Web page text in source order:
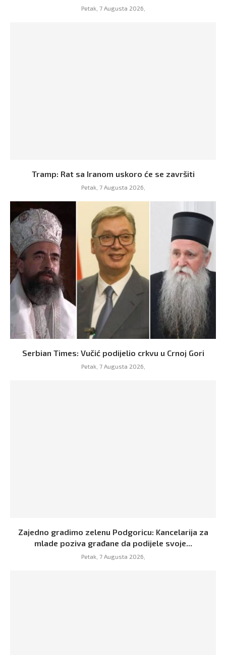
Petak, 7 Augusta 2026,
Tramp: Rat sa Iranom uskoro će se završiti
Petak, 7 Augusta 2026,
Serbian Times: Vučić podijelio crkvu u Crnoj Gori
Petak, 7 Augusta 2026,
Zajedno gradimo zelenu Podgoricu: Kancelarija za
mlade poziva građane da podijele svoje...
Petak, 7 Augusta 2026,